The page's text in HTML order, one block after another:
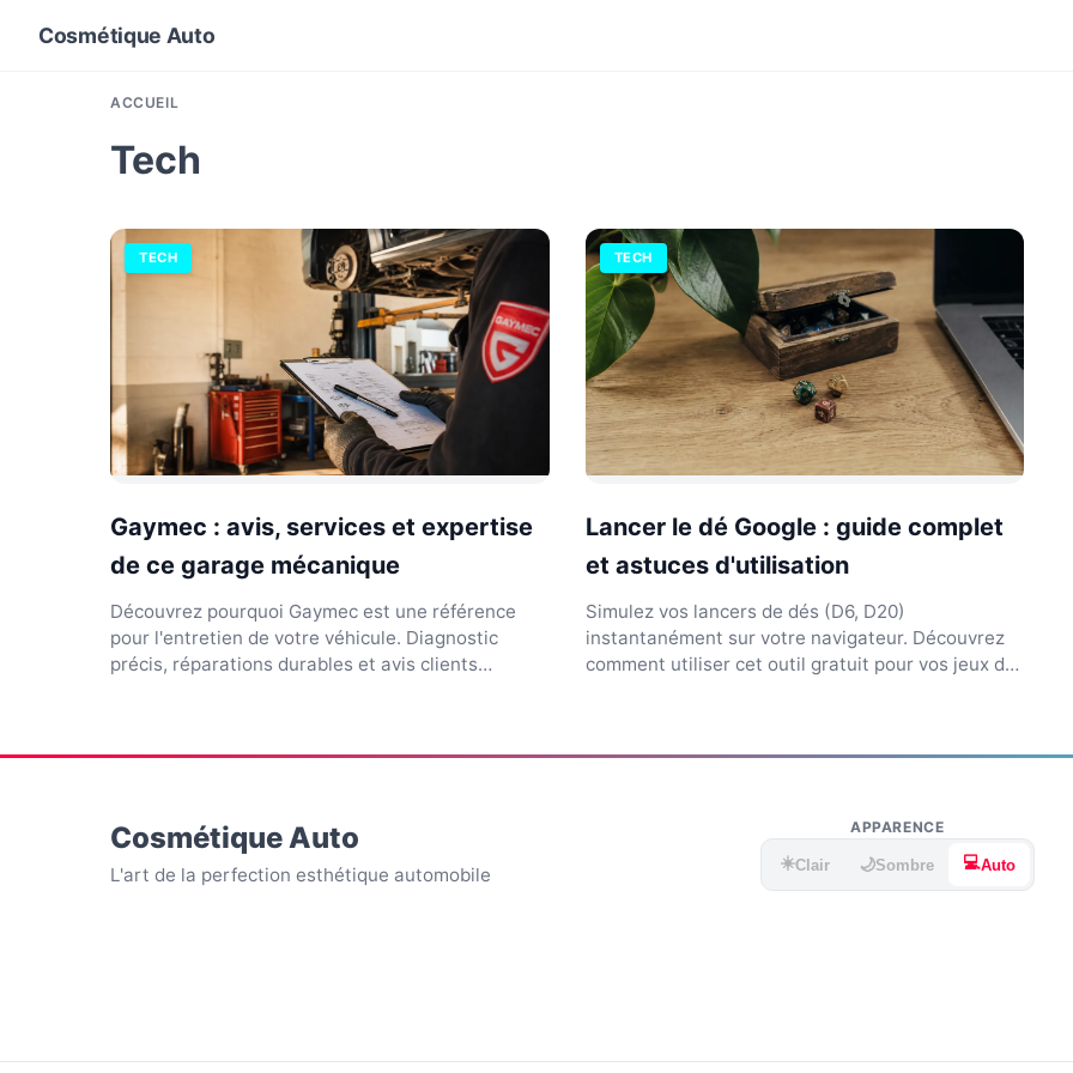
Cosmétique Auto
ACCUEIL
Tech
TECH
Gaymec : avis, services et expertise
de ce garage mécanique
Découvrez pourquoi Gaymec est une référence
pour l'entretien de votre véhicule. Diagnostic
précis, réparations durables et avis clients
TECH
Lancer le dé Google : guide complet
et astuces d'utilisation
Simulez vos lancers de dés (D6, D20)
instantanément sur votre navigateur. Découvrez
comment utiliser cet outil gratuit pour vos jeux de
Cosmétique Auto
L'art de la perfection esthétique automobile
APPARENCE
☀️Clair 🌙Sombre 💻Auto